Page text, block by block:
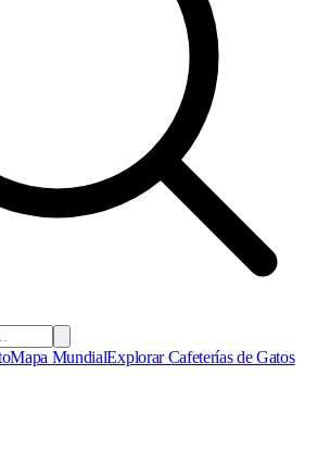
Mapa MundialExplorar Cafeterías de Gatos